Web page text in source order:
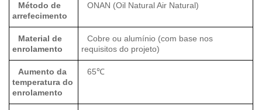
Método de
arrefecimento
ONAN (Oil Natural Air Natural)
Material de
enrolamento
Cobre ou alumínio (com base nos
requisitos do projeto)
Aumento da
temperatura do
enrolamento
65℃